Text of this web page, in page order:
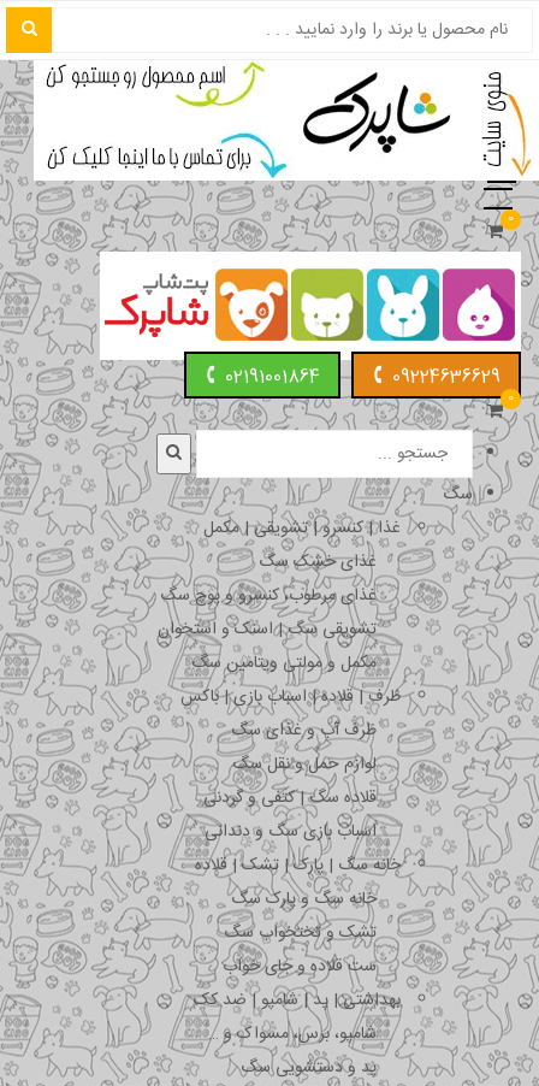
0
09224636629
02191001864
0
سگ
غذا | کنسرو | تشویقی | مکمل
غذای خشک سگ
غذای مرطوب، کنسرو و پوچ سگ
تشویقی سگ | اسنک و استخوان
مکمل و مولتی ویتامین سگ
ظرف | قلاده | اسباب بازی | باکس
ظرف آب و غذای سگ
لوازم حمل و نقل سگ
قلاده سگ | کتفی و گردنی
اسباب بازی سگ و دندانی
خانه سگ | پارک | تشک | قلاده
خانه سگ و پارک سگ
تشک و تختخواب سگ
ست قلاده و جای خواب
بهداشتی | پد | شامپو | ضد کک
شامپو، برس، مسواک و …
پد و دستشویی سگ